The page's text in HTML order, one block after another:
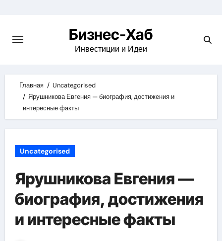
content
Бизнес-Хаб
Инвестиции и Идеи
Главная
Uncategorised
Ярушникова Евгения — биография, достижения и
интересные факты
Uncategorised
Ярушникова Евгения —
биография, достижения
и интересные факты